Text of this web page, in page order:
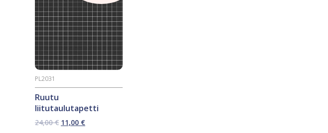
Ruutu
liitutaulutapetti
PL2031
24,00€ Alkuperäinen
11,00 €Nykyinen